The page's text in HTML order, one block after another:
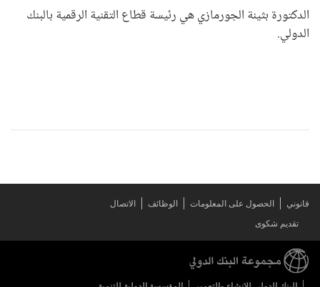
الدكتورة بثينة الجورمازي هي رئيسة قطاع التقنية الرقمية بالبنك
الدولي.
قانوني الحصول على المعلومات الوظائف
الاتصال
تقديم شكوى